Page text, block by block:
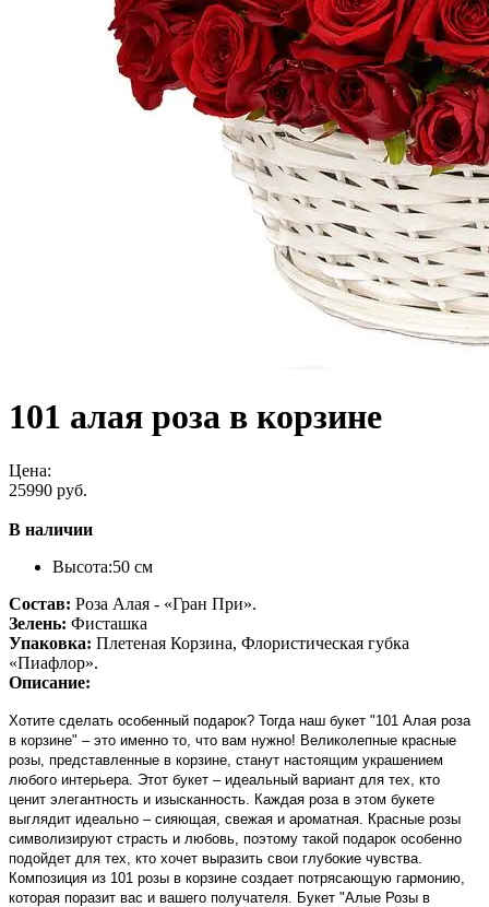
101 алая роза в корзине
Цена:
25990 руб.
В наличии
Высота:50 см
Состав: Роза Алая - «Гран При».
Зелень: Фисташка
Упаковка: Плетеная Корзина, Флористическая губка
«Пиафлор».
Описание:
Хотите сделать особенный подарок? Тогда наш букет "101 Алая роза
в корзине" – это именно то, что вам нужно! Великолепные красные
розы, представленные в корзине, станут настоящим украшением
любого интерьера. Этот букет – идеальный вариант для тех, кто
ценит элегантность и изысканность. Каждая роза в этом букете
выглядит идеально – сияющая, свежая и ароматная. Красные розы
символизируют страсть и любовь, поэтому такой подарок особенно
подойдет для тех, кто хочет выразить свои глубокие чувства.
Композиция из 101 розы в корзине создает потрясающую гармонию,
которая поразит вас и вашего получателя. Букет "Алые Розы в